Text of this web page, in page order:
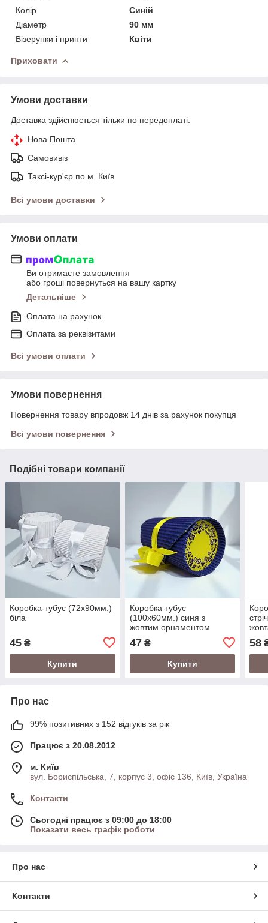
Колір
Синій
Діаметр
90 мм
Візерунки і принти
Квіти
Приховати
Умови доставки
Доставка здійснюється тільки по передоплаті.
Нова Пошта
Самовивіз
Таксі-кур'єр по м. Київ
Всі умови доставки
Умови оплати
Ви отримаєте замовлення
або гроші повернуться на вашу картку
Детальніше
Оплата на рахунок
Оплата за реквізитами
Всі умови оплати
Умови повернення
Повернення товару впродовж 14 днів за рахунок покупця
Всі умови повернення
Подібні товари компанії
Коробка-тубус (72х90мм.)
біла
45 ₴
Купити
Коробка-тубус
(100х60мм.) синя з
жовтим орнаментом
47₴
Купити
58
Про нас
99% позитивних з 152 відгуків за рік
Працює з 20.08.2012
м. Київ
вул. Бориспільська, 7, корпус 3, офіс 136, Київ, Україна
Контакти
Сьогодні працює з 09:00 до 18:00
Показати весь графік роботи
Про нас
Контакти